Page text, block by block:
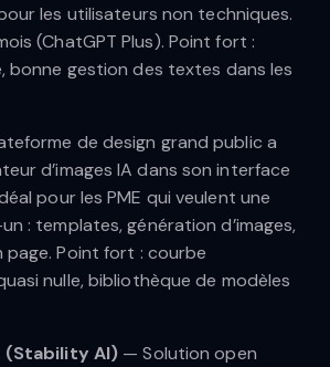
les utilisateurs non techniques.
(ChatGPT Plus). Point fort :
bonne gestion des textes dans les
de design grand public a
d’images IA dans son interface
pour les PME qui veulent une
: templates, génération d’images,
page. Point fort : courbe
nulle, bibliothèque de modèles
(Stability AI) — Solution open